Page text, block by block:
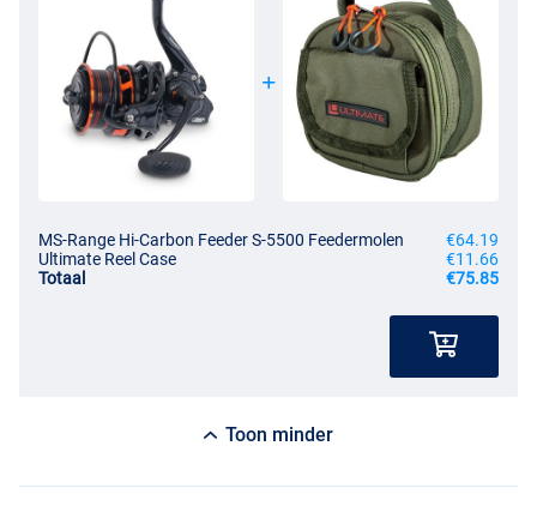
MS-Range Hi-Carbon Feeder S-5500 Feedermolen
€64.19
Ultimate Reel Case
€11.66
Totaal
€75.85
Toon minder